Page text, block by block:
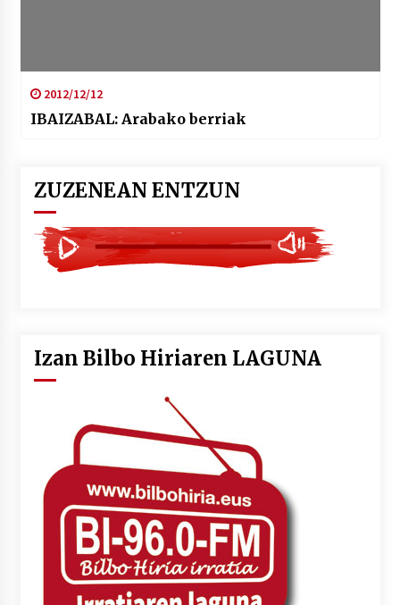
2012/12/12
IBAIZABAL: Arabako berriak
ZUZENEAN ENTZUN
Izan Bilbo Hiriaren LAGUNA